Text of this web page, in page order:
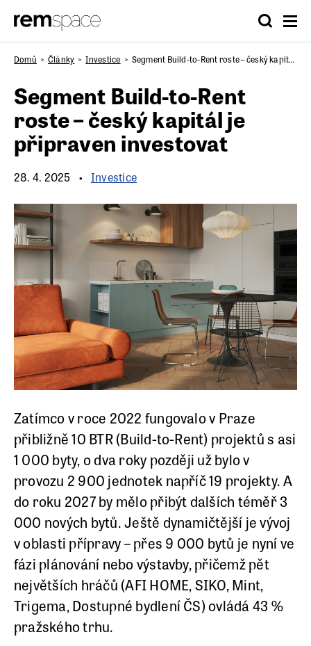
Domů Články Investice Segment Build-to-Rent roste – český kapitál je připraven investovat
Segment Build-to-Rent
roste – český kapitál je
připraven investovat
28. 4. 2025 Investice
Zatímco v roce 2022 fungovalo v Praze
přibližně 10 BTR (Build-to-Rent) projektů s asi
1 000 byty, o dva roky později už bylo v
provozu 2 900 jednotek napříč 19 projekty. A
do roku 2027 by mělo přibýt dalších téměř 3
000 nových bytů. Ještě dynamičtější je vývoj
v oblasti přípravy – přes 9 000 bytů je nyní ve
fázi plánování nebo výstavby, přičemž pět
největších hráčů (AFI HOME, SIKO, Mint,
Trigema, Dostupné bydlení ČS) ovládá 43 %
pražského trhu.